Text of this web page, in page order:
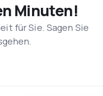
Minuten!
für Sie. Sagen Sie